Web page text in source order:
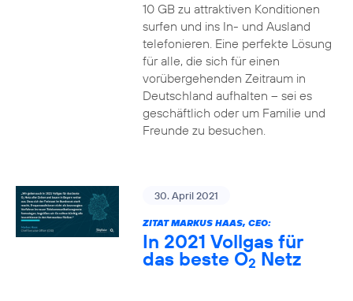
10 GB zu attraktiven Konditionen
surfen und ins In- und Ausland
telefonieren. Eine perfekte Lösung
für alle, die sich für einen
vorübergehenden Zeitraum in
Deutschland aufhalten – sei es
geschäftlich oder um Familie und
Freunde zu besuchen.
30. April 2021
ZITAT MARKUS HAAS, CEO:
In 2021 Vollgas für
das beste O2 Netz